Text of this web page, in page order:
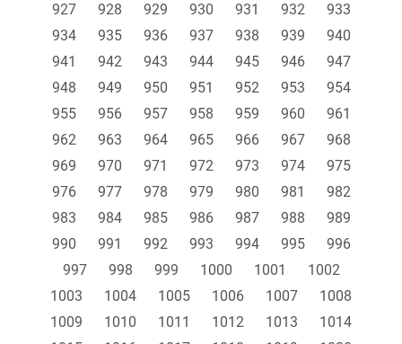
927
928 929 930 931 932
933
934
935 936 937 938 939
940
941
942 943 944 945 946
947
948
949 950 951 952 953
954
955
956 957 958 959 960
961
962
963 964 965 966 967
968
969
970 971 972 973 974
975
976
977 978 979 980 981
982
983
984 985 986 987 988
989
990
991 992 993 994 995
996
997
998 999 1000 1001
1002
1003
1004 1005 1006 1007
1008
1009
1010 1011 1012 1013
1014